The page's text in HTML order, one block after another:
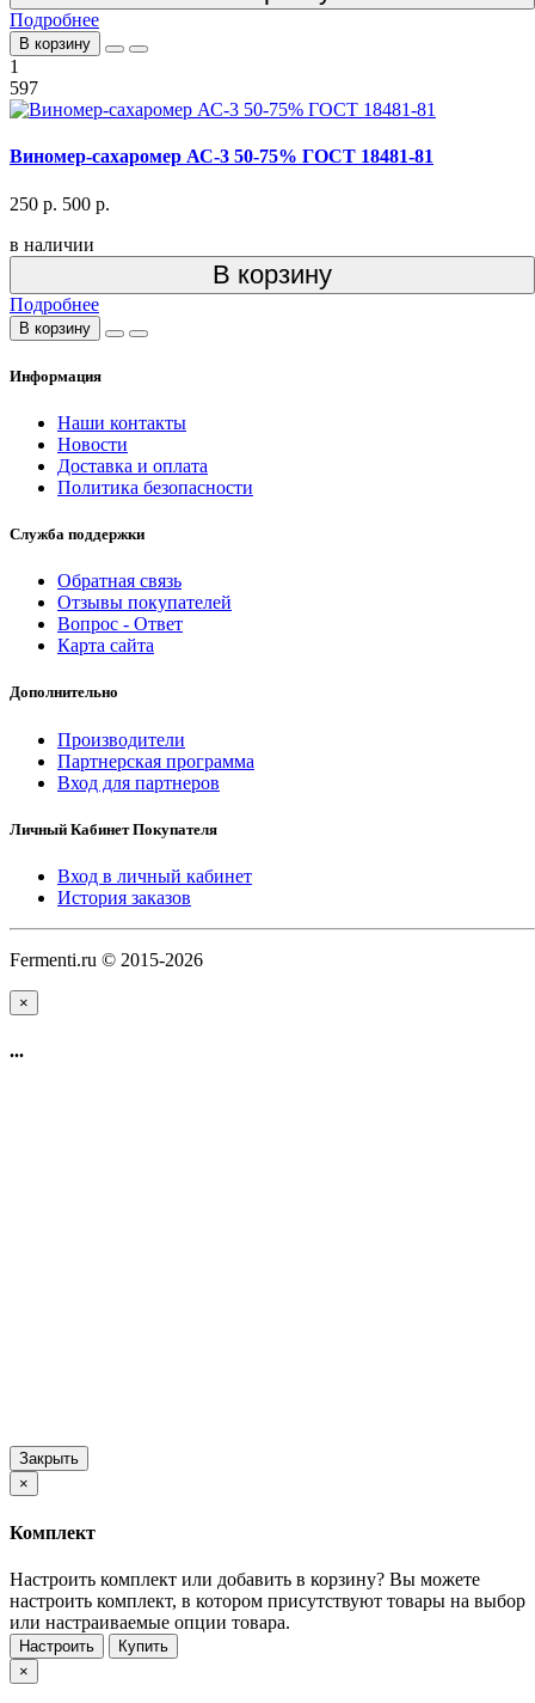
Подробнее
В корзину
1
597
Виномер-сахаромер АС-3 50-75% ГОСТ 18481-81
250 р. 500 р.
в наличии
В корзину
Подробнее
В корзину
Информация
Наши контакты
Новости
Доставка и оплата
Политика безопасности
Служба поддержки
Обратная связь
Отзывы покупателей
Вопрос - Ответ
Карта сайта
Дополнительно
Производители
Партнерская программа
Вход для партнеров
Личный Кабинет Покупателя
Вход в личный кабинет
История заказов
Fermenti.ru © 2015-2026
×
...
Закрыть
×
Комплект
Настроить комплект или добавить в корзину? Вы можете
настроить комплект, в котором присутствуют товары на выбор
или настраиваемые опции товара.
Настроить
Купить
×